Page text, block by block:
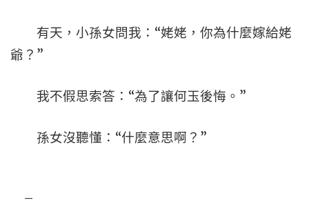
有天，小孫女問我：“姥姥，你為什麼嫁給姥
爺？”
我不假思索答：“為了讓何玉後悔。”
孫女沒聽懂：“什麼意思啊？”
–